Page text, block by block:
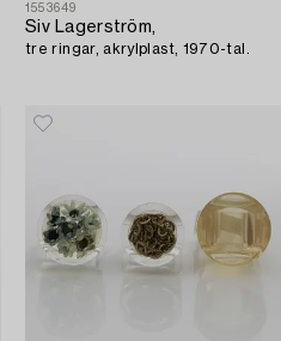
1553649
Siv Lagerström,
tre ringar, akrylplast, 1970-tal.